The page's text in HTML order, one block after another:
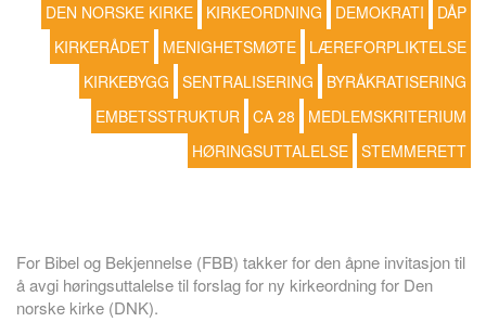
DEN NORSKE KIRKE
KIRKEORDNING DEMOKRATI
DÅP
KIRKERÅDET
MENIGHETSMØTE
LÆREFORPLIKTELSE
KIRKEBYGG
SENTRALISERING
BYRÅKRATISERING
EMBETSSTRUKTUR CA 28
MEDLEMSKRITERIUM
HØRINGSUTTALELSE STEMMERETT
For Bibel og Bekjennelse (FBB) takker for den åpne invitasjon til
å avgi høringsuttalelse til forslag for ny kirkeordning for Den
norske kirke (DNK).